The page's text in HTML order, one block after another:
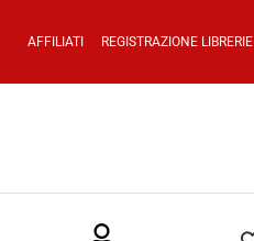
AFFILIATI REGISTRAZIONE LIBRERIE